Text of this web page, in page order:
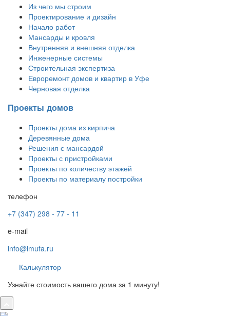
Из чего мы строим
Проектирование и дизайн
Начало работ
Мансарды и кровля
Внутренняя и внешняя отделка
Инженерные системы
Строительная экспертиза
Евроремонт домов и квартир в Уфе
Черновая отделка
Проекты домов
Проекты дома из кирпича
Деревянные дома
Решения с мансардой
Проекты с пристройками
Проекты по количеству этажей
Проекты по материалу постройки
телефон
+7 (347) 298 - 77 - 11
e-mail
info@imufa.ru
Калькулятор
Узнайте стоимость вашего дома за 1 минуту!